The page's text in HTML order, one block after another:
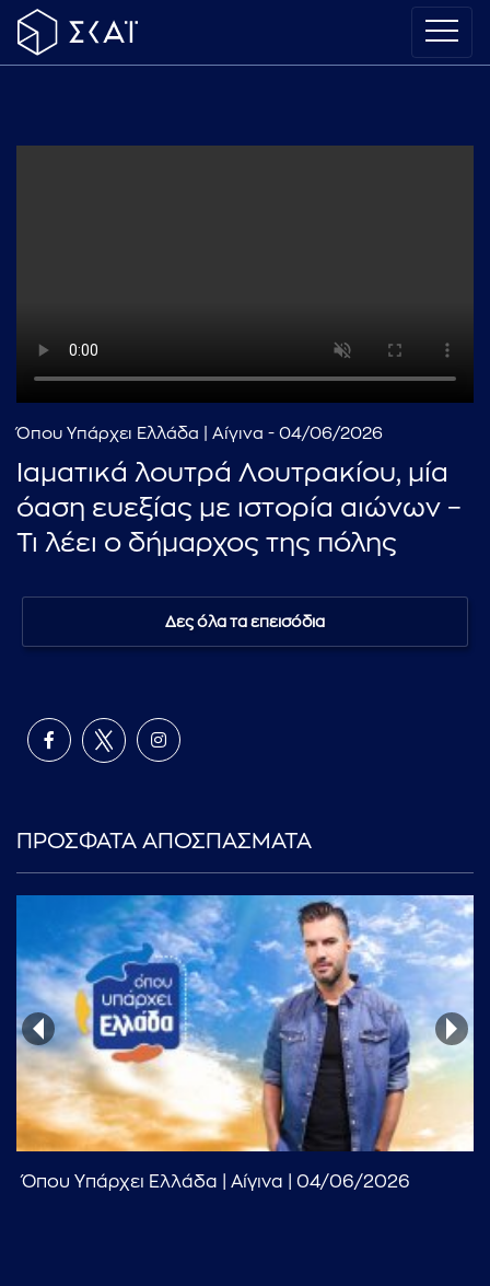
...πληκτρολογήστε κείμενο προς αναζήτηση
Όπου Υπάρχει Ελλάδα | Αίγινα - 04/06/2026
Ιαματικά λουτρά Λουτρακίου, μία
όαση ευεξίας με ιστορία αιώνων –
Τι λέει ο δήμαρχος της πόλης
Δες όλα τα επεισόδια
ΠΡΟΣΦΑΤΑ ΑΠΟΣΠΑΣΜΑΤΑ
Όπου Υπάρχει Ελλάδα | Αίγινα | 04/06/2026